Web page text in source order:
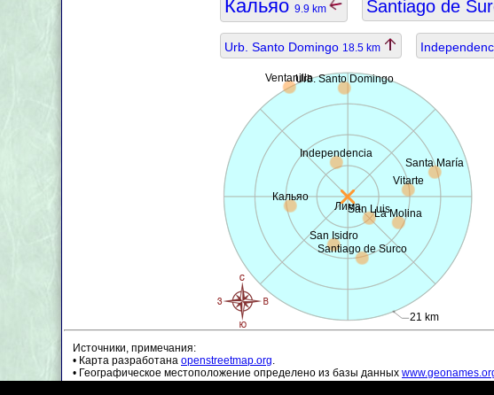
Кальяо 9.9 km Santiago de
Urb. Santo Domingo 18.5 km
Лима
21 km
Кальяо
Santiago de Surco
San Isidro
Santa María
San Luis
Urb. Santo Domingo
Independencia
Ventanilla
Vitarte
La Molina
Источники, примечания:
• Карта разработана openstreetmap.org.
• Географическое местоположение определено из базы данных